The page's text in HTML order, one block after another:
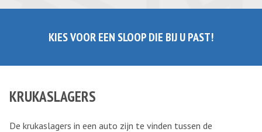
KIES VOOR EEN SLOOP DIE BIJ U PAST!
KRUKASLAGERS
De krukaslagers in een auto zijn te vinden tussen de